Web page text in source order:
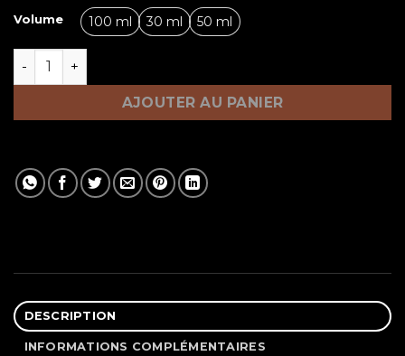
Volume 100 ml 30 ml 50 ml
quantité de Parisian Dream
AJOUTER AU PANIER
DESCRIPTION
INFORMATIONS COMPLÉMENTAIRES